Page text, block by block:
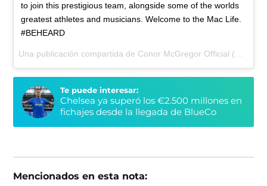
to join this prestigious team, alongside some of the worlds
greatest athletes and musicians. Welcome to the Mac Life.
#BEHEARD
Te puede interesar:
Chelsea ya superó los €2.500 millones en
fichajes desde la llegada de BlueCo
Mencionados en esta nota: